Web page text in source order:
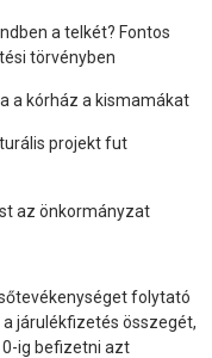
a telkét? Fontos
törvényben
a kórház a kismamákat
projekt fut
az önkormányzat
folytató
járulékfizetés összegét,
ig befizetni azt